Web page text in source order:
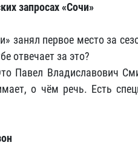
запросах «Сочи»
занял первое место за
отвечает за это?
Павел Владиславович
о чём речь. Есть